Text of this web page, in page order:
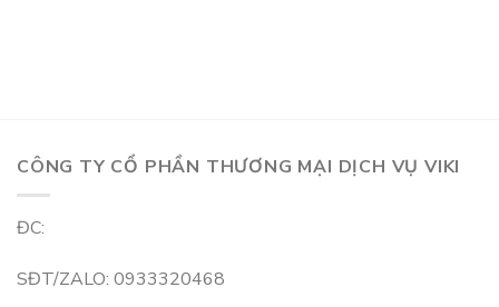
CÔNG TY CỔ PHẦN THƯƠNG MẠI DỊCH VỤ VIKI
ĐC:
SĐT/ZALO: 0933320468